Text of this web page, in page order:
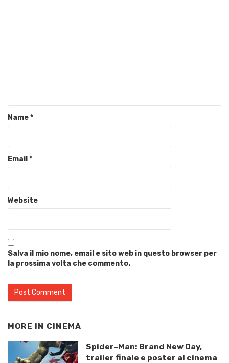
Name*
Email *
Website
Salva il mio nome, email e sito web in questo browser per
la prossima volta che commento.
MORE IN CINEMA
Spider-Man: Brand New Day,
trailer finale e poster al cinema